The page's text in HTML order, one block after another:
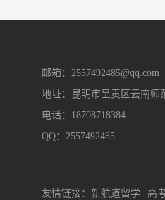
邮箱：2557492485@qq.com
地址：昆明市呈贡区云南师
电话：18708718384
QQ：2557492485
友情链接： 新航道留学 高